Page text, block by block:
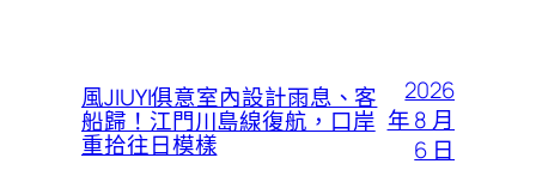
風JIUYI俱意室內設計雨息、客
船歸！江門川島線復航，口岸
重拾往日模樣
2026
年 8 月
6 日